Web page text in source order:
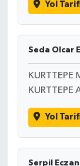
Yol
Seda Olcar
KURTTEPE
KURTTEPE
Yol
Serpil